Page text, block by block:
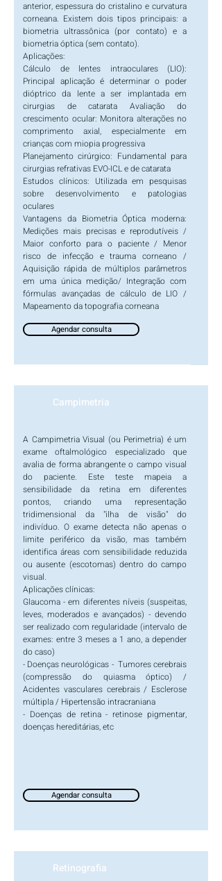
anterior, espessura do cristalino e curvatura
corneana. Existem dois tipos principais: a
biometria ultrassônica (por contato) e a
biometria óptica (sem contato).
Aplicações:
Cálculo de lentes intraoculares (LIO):
Principal aplicação é determinar o poder
dióptrico da lente a ser implantada em
cirurgias de catarata Avaliação do
crescimento ocular: Monitora alterações no
comprimento axial, especialmente em
crianças com miopia progressiva
Planejamento cirúrgico: Fundamental para
cirurgias refrativas EVO-ICL e de catarata
Estudos clínicos: Utilizada em pesquisas
sobre desenvolvimento e patologias
oculares
Vantagens da Biometria Óptica moderna:
Medições mais precisas e reprodutíveis /
Maior conforto para o paciente / Menor
risco de infecção e trauma corneano /
Aquisição rápida de múltiplos parâmetros
em uma única medição/ Integração com
fórmulas avançadas de cálculo de LIO /
Mapeamento da topografia corneana
Agendar consulta
Campimetria
A Campimetria Visual (ou Perimetria) é um
exame oftalmológico especializado que
avalia de forma abrangente o campo visual
do paciente. Este teste mapeia a
sensibilidade da retina em diferentes
pontos, criando uma representação
tridimensional da "ilha de visão" do
indivíduo. O exame detecta não apenas o
limite periférico da visão, mas também
identifica áreas com sensibilidade reduzida
ou ausente (escotomas) dentro do campo
visual.
Aplicações clínicas:
Glaucoma - em diferentes níveis (suspeitas,
leves, moderados e avançados) - devendo
ser realizado com regularidade (intervalo de
exames: entre 3 meses a 1 ano, a depender
do caso)
- Doenças neurológicas - Tumores cerebrais
(compressão do quiasma óptico) /
Acidentes vasculares cerebrais / Esclerose
múltipla / Hipertensão intracraniana
- Doenças de retina - retinose pigmentar,
doenças hereditárias, etc
Agendar consulta
Retinografia